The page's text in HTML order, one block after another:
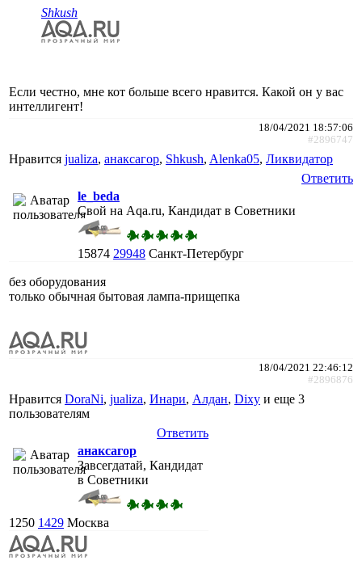
Shkush
Если честно, мне кот больше всего нравится. Какой он у вас
интеллигент!
18/04/2021 18:57:06
#2896747
Нравится jualiza, анаксагор, Shkush, Alenka05, Ликвидатор
Ответить
le_beda
Свой на Aqa.ru, Кандидат в Советники
15874 29948 Санкт-Петербург
без оборудования
только обычная бытовая лампа-прищепка
18/04/2021 22:46:12
#2896876
Нравится DoraNi, jualiza, Инари, Алдан, Dixy и еще 3
пользователям
Ответить
анаксагор
Завсегдатай, Кандидат
в Советники
1250 1429 Москва